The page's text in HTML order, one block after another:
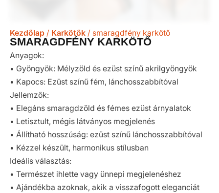
Kezdőlap / Karkötők / smaragdfény karkötő
SMARAGDFÉNY KARKÖTŐ
Anyagok:
• Gyöngyök: Mélyzöld és ezüst színű akrilgyöngyök
• Kapocs: Ezüst színű fém, lánchosszabbítóval
Jellemzők:
• Elegáns smaragdzöld és fémes ezüst árnyalatok
• Letisztult, mégis látványos megjelenés
• Állítható hosszúság: ezüst színű lánchosszabbítóval
• Kézzel készült, harmonikus stílusban
Ideális választás:
• Természet ihlette vagy ünnepi megjelenéshez
• Ajándékba azoknak, akik a visszafogott eleganciát